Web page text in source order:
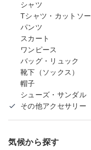
シャツ
Tシャツ・カットソー
パンツ
スカート
ワンピース
バッグ・リュック
靴下（ソックス）
帽子
シューズ・サンダル
その他アクセサリー
気候から探す